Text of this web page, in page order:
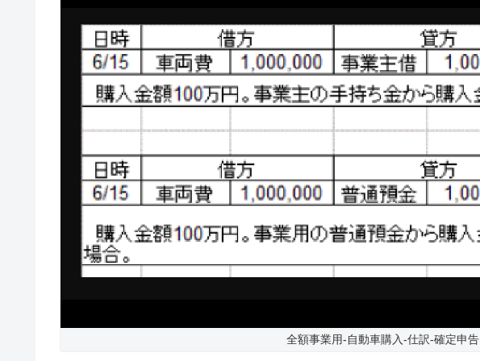
全額事業用-自動車購入-仕訳-確定申告